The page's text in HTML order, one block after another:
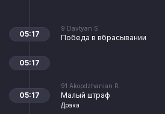
9 Davtyan S.
Победа в вбрасывании
05:17
05:17
91 Akopdzhanian R.
Малый штраф
Драка
05:17